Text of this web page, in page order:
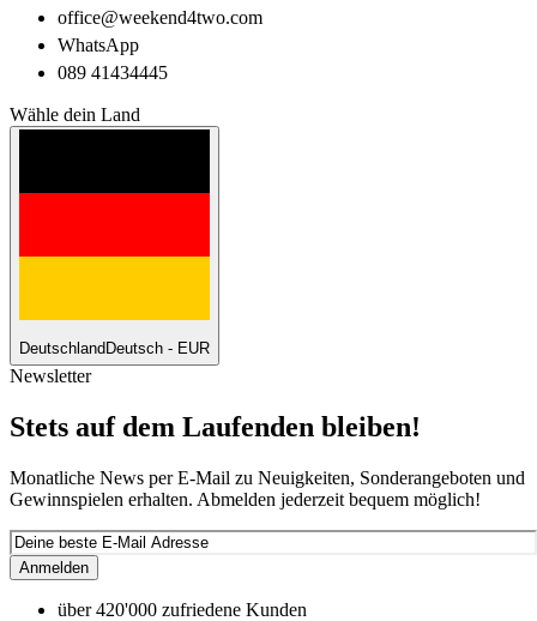
office@weekend4two.com
WhatsApp
089 41434445
Wähle dein Land
Deutschland Deutsch - EUR
Newsletter
Stets auf dem Laufenden bleiben!
Monatliche News per E-Mail zu Neuigkeiten, Sonderangeboten und
Gewinnspielen erhalten. Abmelden jederzeit bequem möglich!
Anmelden
über 420'000 zufriedene Kunden